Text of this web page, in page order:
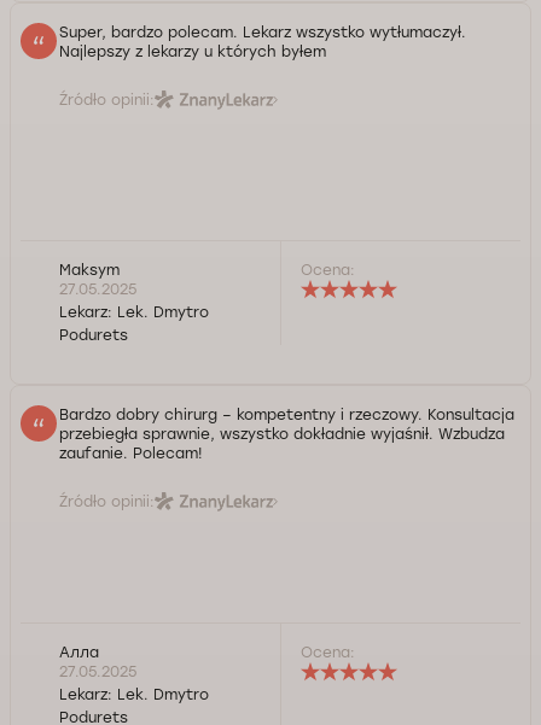
Super, bardzo polecam. Lekarz wszystko wytłumaczył.
Najlepszy z lekarzy u których byłem
Źródło opinii:
Maksym
27.05.2025
Lekarz: Lek. Dmytro
Podurets
Ocena:
Bardzo dobry chirurg – kompetentny i rzeczowy. Konsultacja
przebiegła sprawnie, wszystko dokładnie wyjaśnił. Wzbudza
zaufanie. Polecam!
Źródło opinii:
Алла
27.05.2025
Lekarz: Lek. Dmytro
Podurets
Ocena: